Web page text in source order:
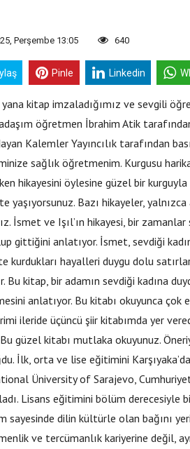
Perşembe 13:05 640
Pinle Linkedin
kitap imzaladığımız ve sevgili
öğretmen İbrahim Atik tarafından
Kalemler Yayıncılık tarafından
sağlık öğretmenim. Kurgusu
hikayesini öylesine güzel bir
yaşıyorsunuz. Bazı hikayeler,
İsmet ve Işıl’ın hikayesi, bir
gittiğini anlatıyor. İsmet, sevdiği
kurdukları hayalleri duygu dolu
Bu kitap, bir adamın sevdiği kadına
anlatıyor. Bu kitabı okuyunca çok
ileride üçüncü şiir kitabımda yer
güzel kitabı mutlaka okuyunuz.
İlk, orta ve lise eğitimini
Üniversity of Sarajevo,
Lisans eğitimini bölüm derecesiyle
sayesinde dilin kültürle olan bağını
ve tercümanlık kariyerine değil,